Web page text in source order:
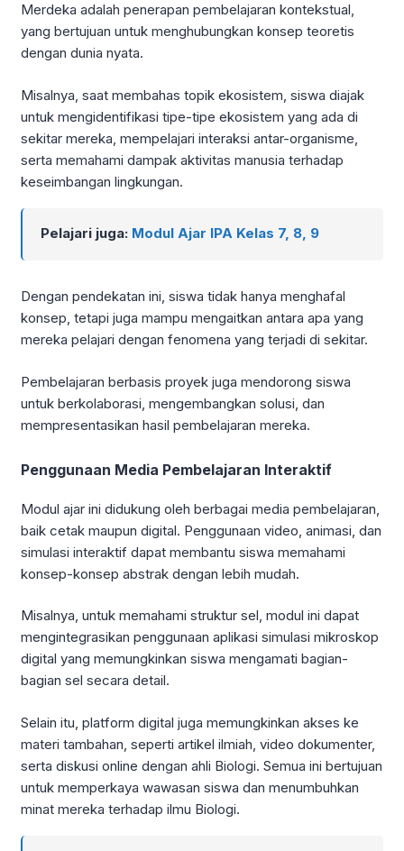
Merdeka adalah penerapan pembelajaran kontekstual,
yang bertujuan untuk menghubungkan konsep teoretis
dengan dunia nyata.
Misalnya, saat membahas topik ekosistem, siswa diajak
untuk mengidentifikasi tipe-tipe ekosistem yang ada di
sekitar mereka, mempelajari interaksi antar-organisme,
serta memahami dampak aktivitas manusia terhadap
keseimbangan lingkungan.
Pelajari juga: Modul Ajar IPA Kelas 7, 8, 9
Dengan pendekatan ini, siswa tidak hanya menghafal
konsep, tetapi juga mampu mengaitkan antara apa yang
mereka pelajari dengan fenomena yang terjadi di sekitar.
Pembelajaran berbasis proyek juga mendorong siswa
untuk berkolaborasi, mengembangkan solusi, dan
mempresentasikan hasil pembelajaran mereka.
Penggunaan Media Pembelajaran Interaktif
Modul ajar ini didukung oleh berbagai media pembelajaran,
baik cetak maupun digital. Penggunaan video, animasi, dan
simulasi interaktif dapat membantu siswa memahami
konsep-konsep abstrak dengan lebih mudah.
Misalnya, untuk memahami struktur sel, modul ini dapat
mengintegrasikan penggunaan aplikasi simulasi mikroskop
digital yang memungkinkan siswa mengamati bagian-
bagian sel secara detail.
Selain itu, platform digital juga memungkinkan akses ke
materi tambahan, seperti artikel ilmiah, video dokumenter,
serta diskusi online dengan ahli Biologi. Semua ini bertujuan
untuk memperkaya wawasan siswa dan menumbuhkan
minat mereka terhadap ilmu Biologi.